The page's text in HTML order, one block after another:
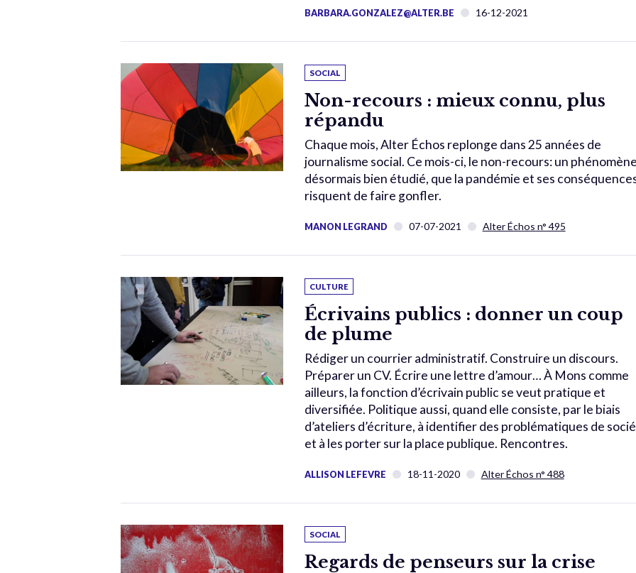
BARBARA.GONZALEZ@ALTER.BE 16-12-2021
SOCIAL
Non-recours : mieux connu, plus
répandu
Chaque mois, Alter Échos replonge dans 25 années de
journalisme social. Ce mois-ci, le non-recours: un
désormais bien étudié, que la pandémie et ses
risquent de faire gonfler.
MANON LEGRAND 07-07-2021 Alter Échos n° 495
CULTURE
Écrivains publics : donner un coup
de plume
Rédiger un courrier administratif. Construire un discours.
Préparer un CV. Écrire une lettre d’amour… À Mons comme
ailleurs, la fonction d’écrivain public se veut pratique et
diversifiée. Politique aussi, quand elle consiste, par le biais
d’ateliers d’écriture, à identifier des problématiques de
et à les porter sur la place publique. Rencontres.
ALLISON LEFEVRE 18-11-2020 Alter Échos n° 488
SOCIAL
Regards de penseurs sur la crise